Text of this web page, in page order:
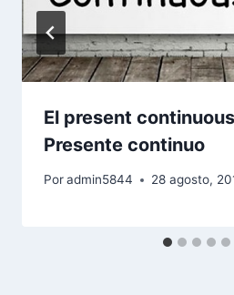
El present
Presente continuo
Poradmin5844 28 agosto,